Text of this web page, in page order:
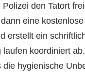
den Tatort
eine
erstellt ein
koordiniert
hygienische